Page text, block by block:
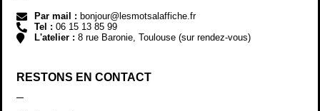
Par mail : bonjour@lesmotsalaffiche.fr
Tel : 06 15 13 85 99
L'atelier : 8 rue Baronie, Toulouse (sur rendez-vous)
RESTONS EN CONTACT